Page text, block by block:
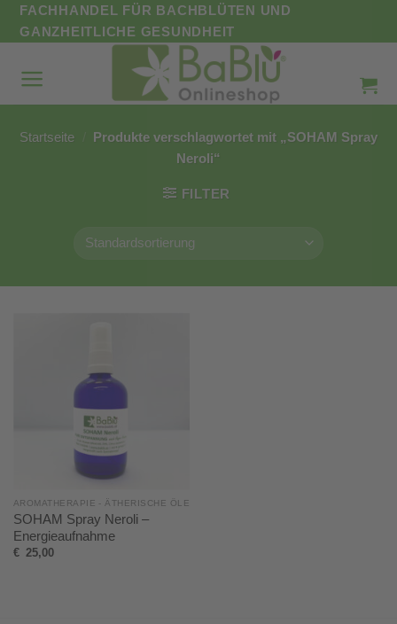
Zum
Inhalt
FACHHANDEL FÜR BACHBLÜTEN UND
GANZHEITLICHE GESUNDHEIT
Startseite
Produkte verschlagwortet mit „SOHAM Spray
Neroli“
FILTER
AROMATHERAPIE - ÄTHERISCHE ÖLE
SOHAM Spray Neroli –
Energieaufnahme
€ 25,00